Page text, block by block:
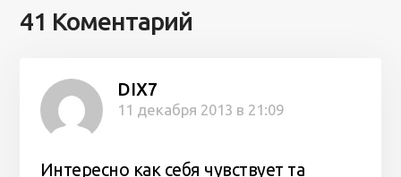
41 Коментарий
DIX7
11 декабря 2013 в 21:09
Интересно как себя чувствует та